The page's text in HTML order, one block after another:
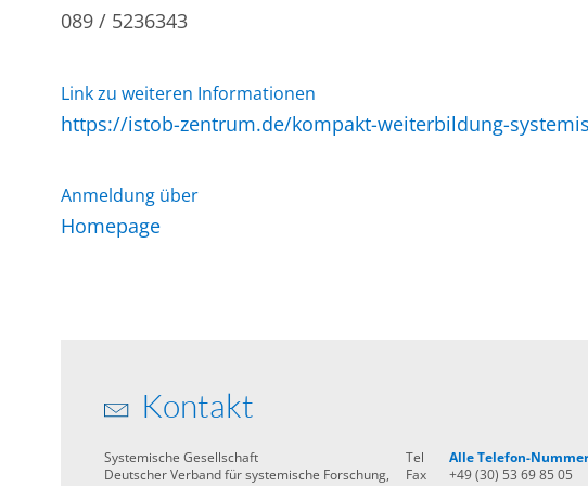
089 / 5236343
Link zu weiteren Informationen
https://istob-zentrum.de/kompakt-weiterbildung-
Anmeldung über
Homepage
Kontakt
Systemische Gesellschaft
Deutscher Verband für systemische Forschung,
Tel
Alle Telefon-
Fax
+49 (30) 53 69 85 05